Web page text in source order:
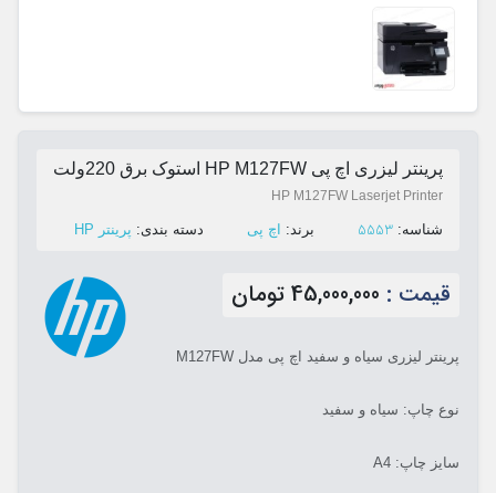
پرینتر لیزری اچ پی HP M127FW استوک برق 220ولت
HP M127FW Laserjet Printer
ﺷﻨﺎﺳﻪ: 5553 ﺑﺮﻧﺪ: اچ پی ﺩﺳﺘﻪ ﺑﻨﺪی: پرینتر HP
قیمت : 45,000,000 تومان
پرینتر لیزری سیاه و سفید اچ پی مدل M127FW
نوع چاپ: سیاه و سفید
سایز چاپ: A4